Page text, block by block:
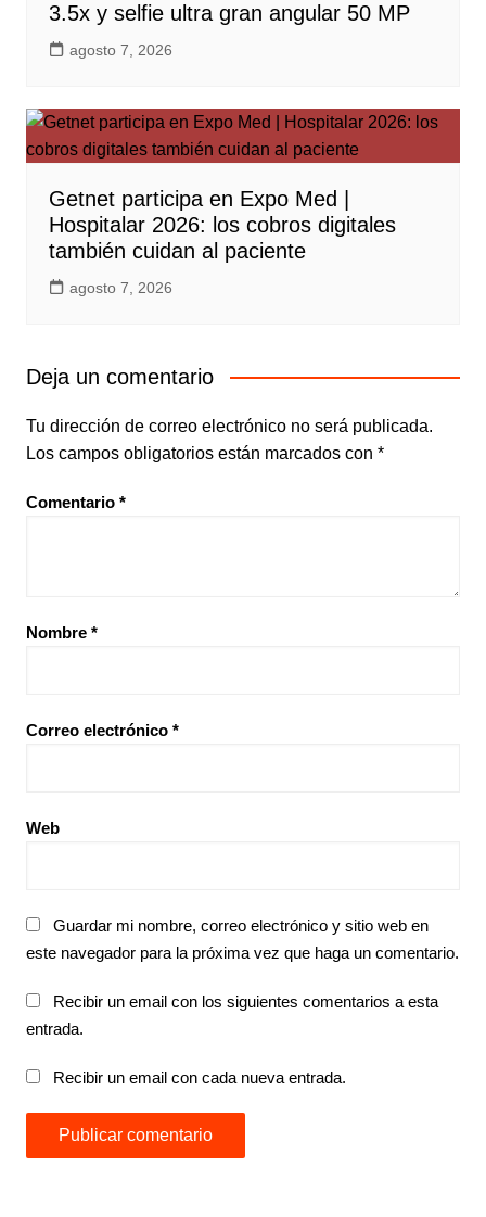
3.5x y selfie ultra gran angular 50 MP
agosto 7, 2026
Getnet participa en Expo Med |
Hospitalar 2026: los cobros digitales
también cuidan al paciente
agosto 7, 2026
Deja un comentario
Tu dirección de correo electrónico no será publicada.
Los campos obligatorios están marcados con *
Comentario *
Nombre *
Correo electrónico *
Web
Guardar mi nombre, correo electrónico y sitio web en
este navegador para la próxima vez que haga un comentario.
Recibir un email con los siguientes comentarios a esta
entrada.
Recibir un email con cada nueva entrada.